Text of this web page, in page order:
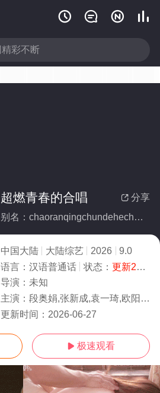
   
 分享
超燃青春的合唱
别名：chaoranqingchundehechang
中国大陆 大陆综艺 2026
9.0
语言： 汉语普通话 状态： 更新202600430
导演： 未知
主演： 段奥娟,张新成,袁一琦,欧阳娣娣,赵兆,徐艺洋,希林娜依·高,钟辰乐,代露娃,许馨文,王安宇,张颜齐,谢可寅,邵子恒,
更新时间： 2026-06-27
 极速观看